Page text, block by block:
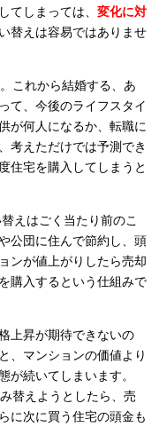
てしまっては、 変化に対
替えは容易ではありませ
これから結婚する、あ
て、今後のライフスタイ
が何人になるか、転職に
考えただけでは予測でき
住宅を購入してしまうと
えはごく当たり前のこ
公団に住んで節約し、頭
ンが値上がりしたら売却
購入するという仕組みで
上昇が期待できないの
、マンションの価値より
が続いてしまいます。
替えようとしたら、売
に次に買う住宅の頭金も